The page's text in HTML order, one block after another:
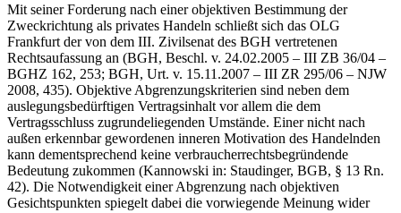
Mit seiner Forderung nach einer objektiven Bestimmung der
Zweckrichtung als privates Handeln schließt sich das OLG
Frankfurt der von dem III. Zivilsenat des BGH vertretenen
Rechtsaufassung an (BGH, Beschl. v. 24.02.2005 – III ZB 36/04 –
BGHZ 162, 253; BGH, Urt. v. 15.11.2007 – III ZR 295/06 – NJW
2008, 435). Objektive Abgrenzungskriterien sind neben dem
auslegungsbedürftigen Vertragsinhalt vor allem die dem
Vertragsschluss zugrundeliegenden Umstände. Einer nicht nach
außen erkennbar gewordenen inneren Motivation des Handelnden
kann dementsprechend keine verbraucherrechtsbegründende
Bedeutung zukommen (Kannowski in: Staudinger, BGB, § 13 Rn.
42). Die Notwendigkeit einer Abgrenzung nach objektiven
Gesichtspunkten spiegelt dabei die vorwiegende Meinung wider